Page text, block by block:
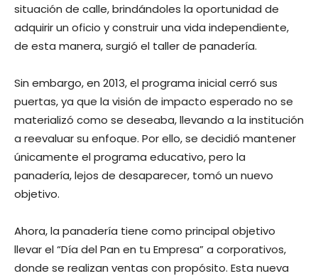
situación de calle, brindándoles la oportunidad de
adquirir un oficio y construir una vida independiente,
de esta manera, surgió el taller de panadería.
Sin embargo, en 2013, el programa inicial cerró sus
puertas, ya que la visión de impacto esperado no se
materializó como se deseaba, llevando a la institución
a reevaluar su enfoque. Por ello, se decidió mantener
únicamente el programa educativo, pero la
panadería, lejos de desaparecer, tomó un nuevo
objetivo.
Ahora, la panadería tiene como principal objetivo
llevar el “Día del Pan en tu Empresa” a corporativos,
donde se realizan ventas con propósito. Esta nueva